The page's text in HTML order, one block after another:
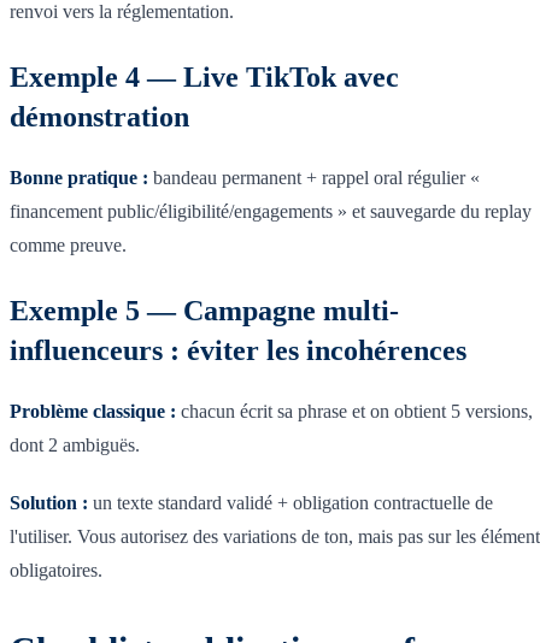
renvoi vers la réglementation.
Exemple 4 — Live TikTok avec
démonstration
Bonne pratique : bandeau permanent + rappel oral régulier «
financement public/éligibilité/engagements » et sauvegarde du replay
comme preuve.
Exemple 5 — Campagne multi-
influenceurs : éviter les incohérences
Problème classique : chacun écrit sa phrase et on obtient 5 versions,
dont 2 ambiguës.
Solution : un texte standard validé + obligation contractuelle de
l'utiliser. Vous autorisez des variations de ton, mais pas sur les
obligatoires.